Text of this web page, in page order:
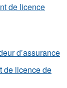
de licence
d’assurance
de licence de